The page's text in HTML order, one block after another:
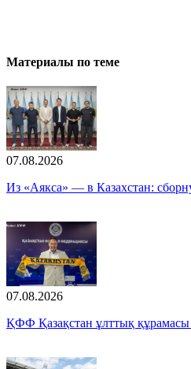
Материалы по теме
07.08.2026
Из «Аякса» — в Казахстан:
07.08.2026
ҚФФ Қазақстан ұлттық құрамасы